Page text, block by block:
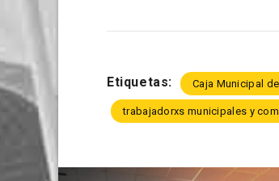
Etiquetas: Caja Municipal
trabajadorxs municipales y